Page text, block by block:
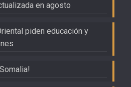
en agosto
piden educación y